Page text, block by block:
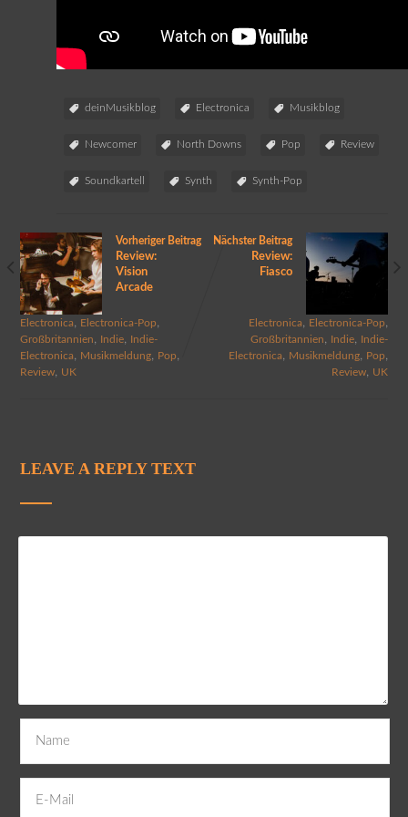
deinMusikblog Electronica Musikblog
Newcomer North Downs Pop Review
Soundkartell Synth Synth-Pop
Vorheriger Beitrag
Review:
Vision
Arcade
Electronica, Electronica-Pop,
Großbritannien, Indie,
Indie-
Electronica, Musikmeldung, Pop,
Review, UK
Nächster Beitrag
Review:
Fiasco
Electronica, Electronica-Pop,
Großbritannien, Indie,
Indie-
Electronica, Musikmeldung, Pop,
Review, UK
LEAVE A REPLY TEXT